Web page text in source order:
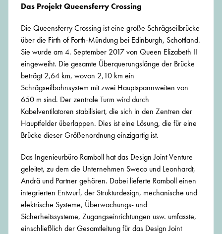
Das Projekt Queensferry Crossing
Die Queensferry Crossing ist eine große Schrägseilbrücke
über die Firth of Forth-Mündung bei Edinburgh, Schottland.
Sie wurde am 4. September 2017 von Queen Elizabeth II
eingeweiht. Die gesamte Überquerungslänge der Brücke
beträgt 2,64 km, wovon 2,10 km ein
Schrägseilbahnsystem mit zwei Hauptspannweiten von
650 m sind. Der zentrale Turm wird durch
Kabelventilatoren stabilisiert, die sich in den Zentren der
Hauptfelder überlappen. Dies ist eine Lösung, die für eine
Brücke dieser Größenordnung einzigartig ist.
Das Ingenieurbüro Ramboll hat das Design Joint Venture
geleitet, zu dem die Unternehmen Sweco und Leonhardt,
Andrä und Partner gehören. Dabei lieferte Ramboll einen
integrierten Entwurf, der Strukturdesign, mechanische und
elektrische Systeme, Überwachungs- und
Sicherheitssysteme, Zugangseinrichtungen usw. umfasste,
einschließlich der Gesamtleitung für das Design Joint